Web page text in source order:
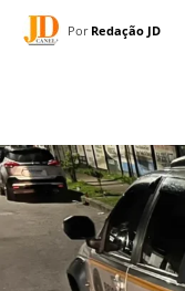
Por Redação JD